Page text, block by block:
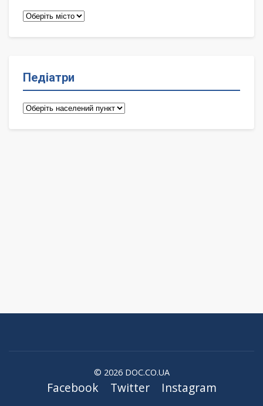
Терапевти
Педіатри
Педіатри
© 2026 DOC.CO.UA
Facebook Twitter Instagram